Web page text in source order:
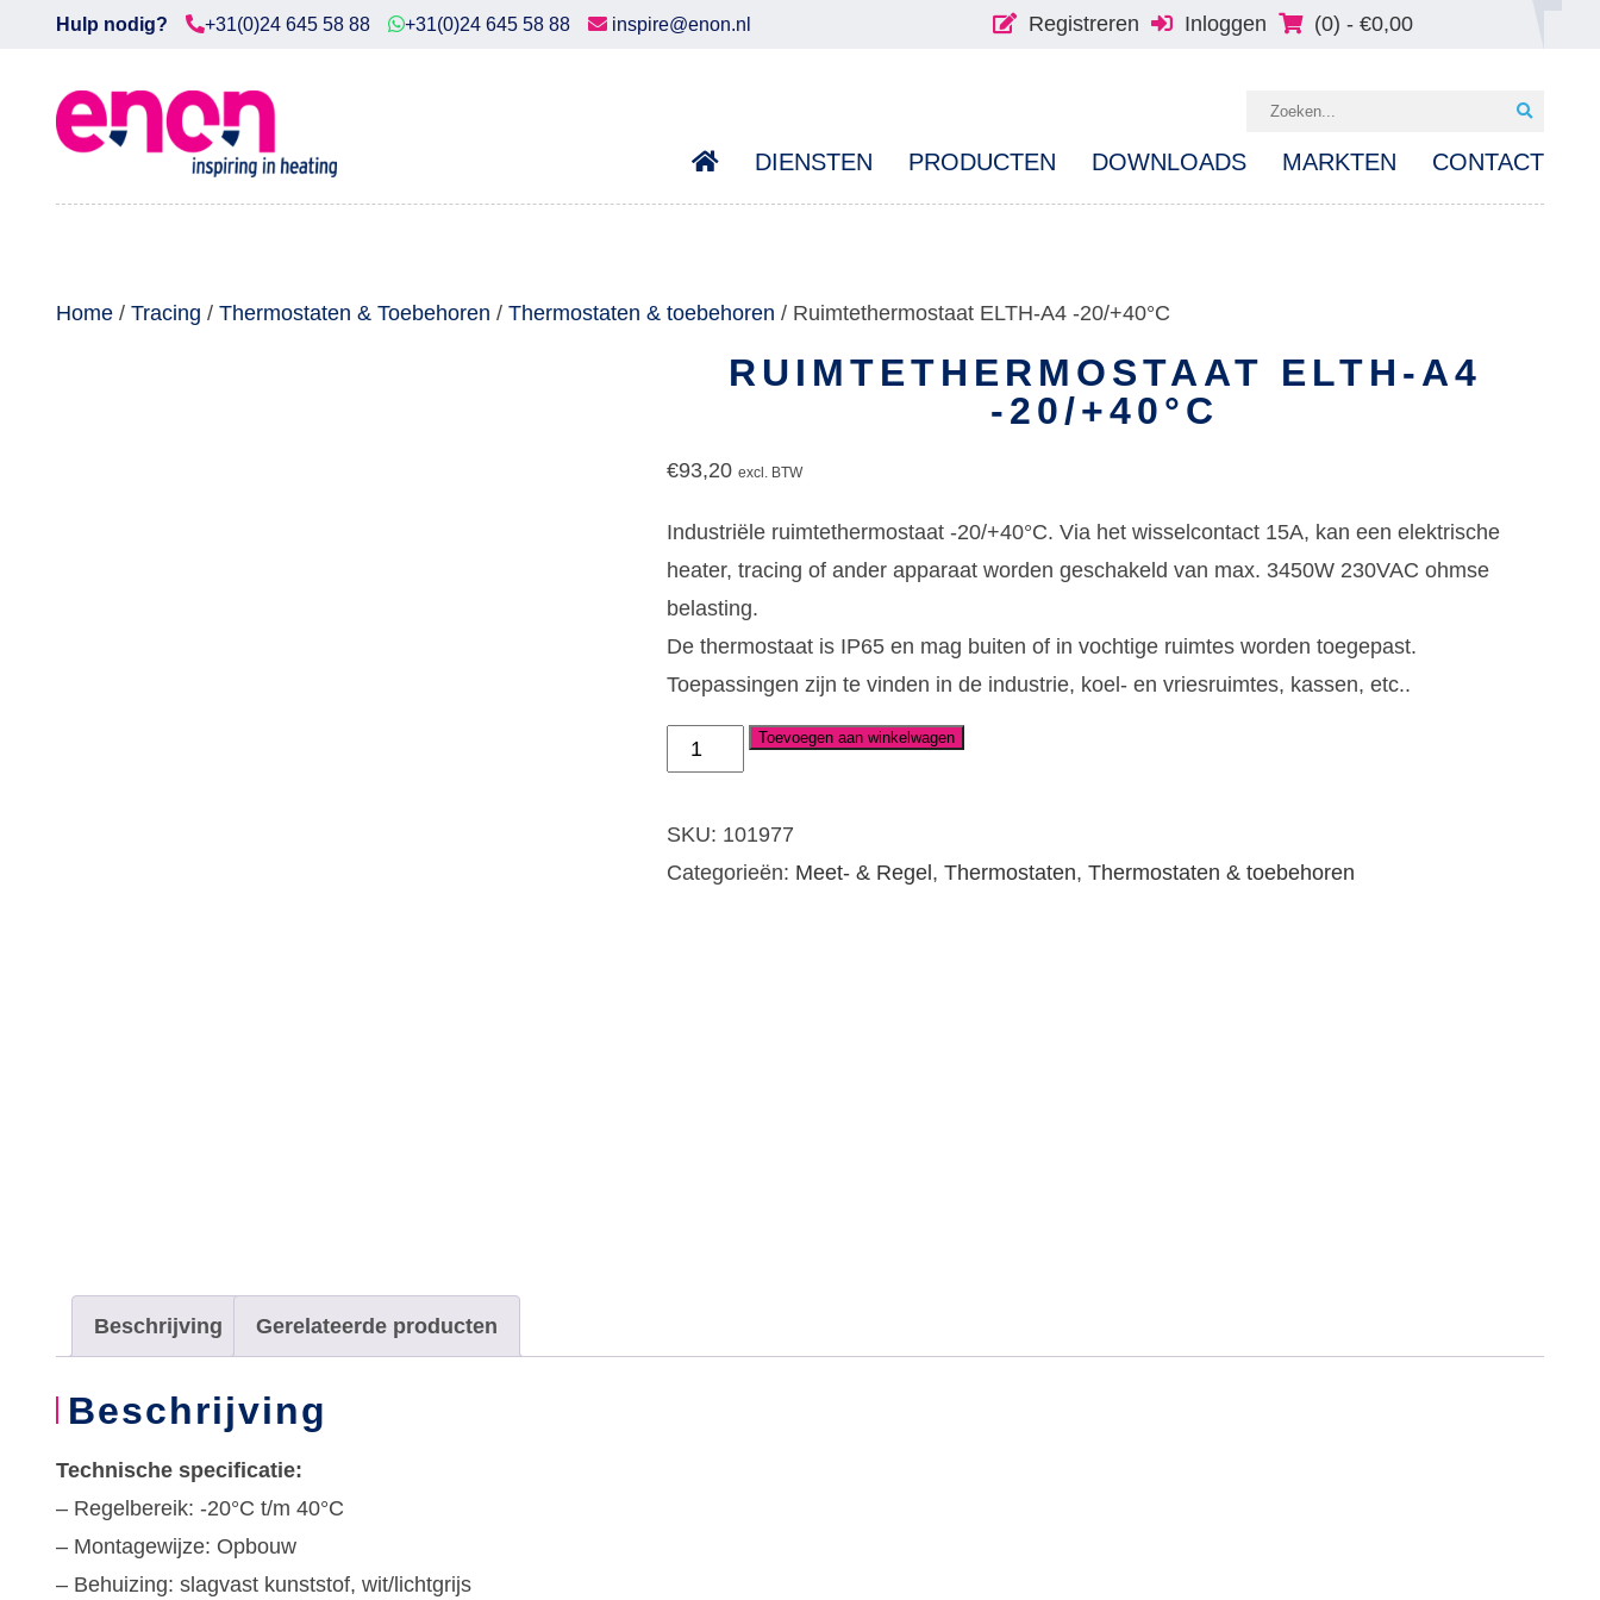
Home
Downloads
Hulp nodig? +31(0)24 645 58 88 +31(0)24 645 58 88 inspire@enon.nl Registreren Inloggen (0) - €0,00
DIENSTEN PRODUCTEN DOWNLOADS MARKTEN CONTACT
Home / Tracing / Thermostaten & Toebehoren / Thermostaten & toebehoren / Ruimtethermostaat ELTH-A4 -20/+40°C
RUIMTETHERMOSTAAT ELTH-A4
-20/+40°C
€93,20 excl. BTW
Industriële ruimtethermostaat -20/+40°C. Via het wisselcontact 15A, kan een elektrische
heater, tracing of ander apparaat worden geschakeld van max. 3450W 230VAC ohmse
belasting.
De thermostaat is IP65 en mag buiten of in vochtige ruimtes worden toegepast.
Toepassingen zijn te vinden in de industrie, koel- en vriesruimtes, kassen, etc..
Ruimtethermostaat
Toevoegen aan winkelwagen
SKU: 101977
Categorieën: Meet- & Regel , Thermostaten, Thermostaten & toebehoren
Beschrijving Gerelateerde producten
Beschrijving
Technische specificatie:
– Regelbereik: -20°C t/m 40°C
– Montagewijze: Opbouw
– Behuizing: slagvast kunststof, wit/lichtgrijs